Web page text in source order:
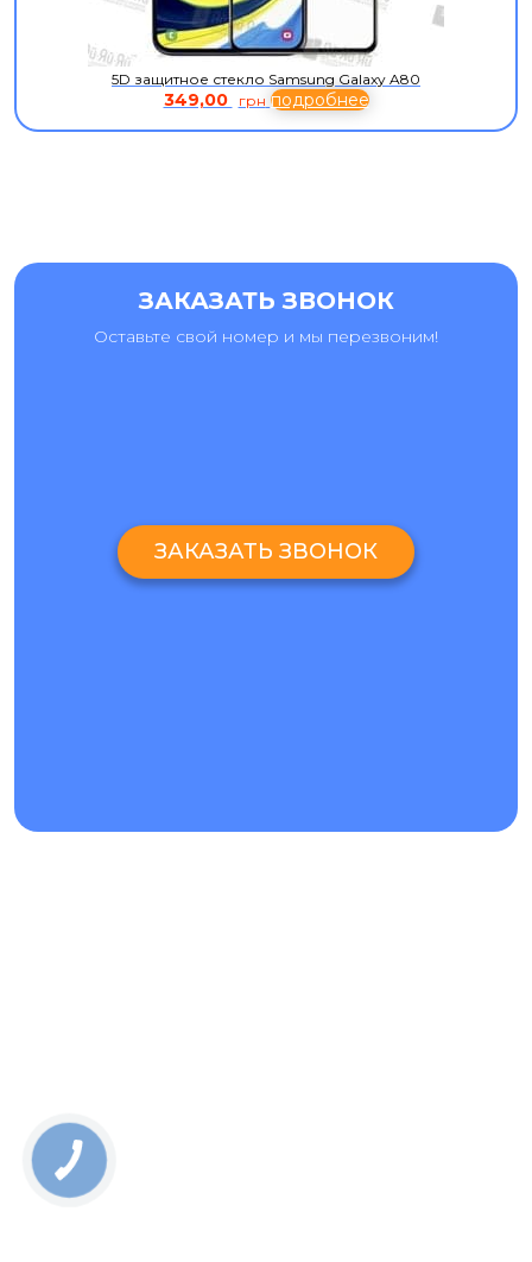
5D защитное стекло Samsung Galaxy A80
349,00 грн подробнее
ЗАКАЗАТЬ ЗВОНОК
Оставьте свой номер и мы перезвоним!
ЗАКАЗАТЬ ЗВОНОК